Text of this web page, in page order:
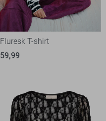
Fluresk T-shirt
59,99